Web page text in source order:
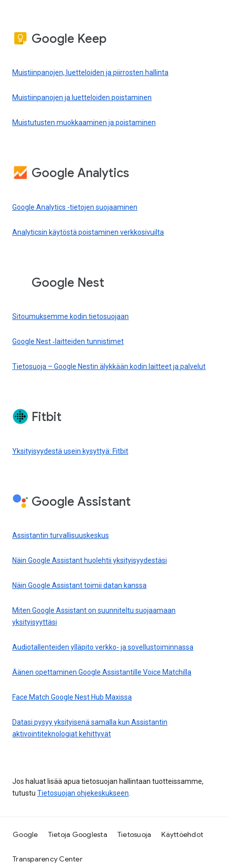
Google Keep
Muistiinpanojen, luetteloiden ja piirrosten hallinta
Muistiinpanojen ja luetteloiden poistaminen
Muistutusten muokkaaminen ja poistaminen
Google Analytics
Google Analytics -tietojen suojaaminen
Analyticsin käytöstä poistaminen verkkosivuilta
Google Nest
Sitoumuksemme kodin tietosuojaan
Google Nest ‑laitteiden tunnistimet
Tietosuoja – Google Nestin älykkään kodin laitteet ja palvelut
Fitbit
Yksityisyydestä usein kysyttyä: Fitbit
Google Assistant
Assistantin turvallisuuskeskus
Näin Google Assistant huolehtii yksityisyydestäsi
Näin Google Assistant toimii datan kanssa
Miten Google Assistant on suunniteltu suojaamaan
yksityisyyttäsi
Audiotallenteiden ylläpito verkko- ja sovellustoiminnassa
Äänen opettaminen Google Assistantille Voice Matchilla
Face Match Google Nest Hub Maxissa
Datasi pysyy yksityisenä samalla kun Assistantin
aktivointiteknologiat kehittyvät
Jos haluat lisää apua tietosuojan hallintaan tuotteissamme,
tutustu Tietosuojan ohjekeskukseen.
Google Tietoja Googlesta Tietosuoja Käyttöehdot
Transparency Center